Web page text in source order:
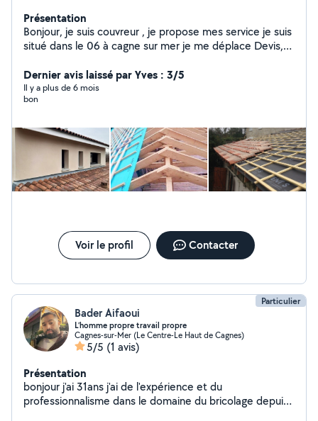
Présentation
Bonjour, je suis couvreur , je propose mes service je suis
situé dans le 06 à cagne sur mer je me déplace Devis,
Dernier avis laissé par Yves : 3/5
Il y a plus de 6 mois
bon
Voir le profil Contacter
Particulier
Bader Aifaoui
L’homme propre travail propre
Cagnes-sur-Mer (Le Centre-Le Haut de Cagnes)
5/5 (1 avis)
Présentation
bonjour j'ai 31ans j'ai de l'expérience et du
professionnalisme dans le domaine du bricolage depuis